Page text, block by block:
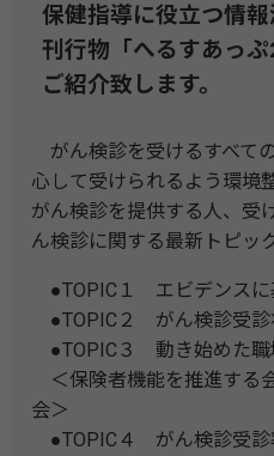
保健指導に役立つ情
刊行物「へるすあっ
ご紹介致します。
がん検診を受けるすべて
心して受けられるよう環境
がん検診を提供する人、受
ん検診に関する最新トピッ
●TOPIC１ エビデンスに
●TOPIC２ がん検診受診
●TOPIC３ 動き始めた職
＜保険者機能を推進する
会＞
●TOPIC４ がん検診受診